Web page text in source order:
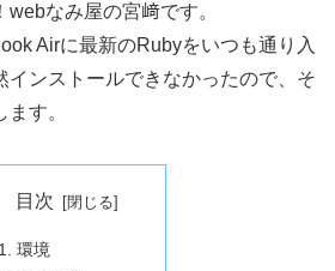
なみ屋の宮﨑です。
Airに最新のRubyをいつも通り入
インストールできなかったので、そ
す。
目次
環境